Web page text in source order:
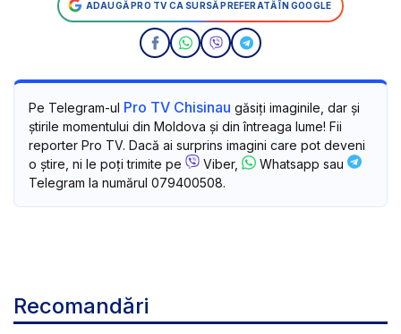
ADAUGĂ PRO TV CA SURSĂ PREFERATĂ ÎN GOOGLE
Pe Telegram-ul Pro TV Chisinau găsiți imaginile, dar și
știrile momentului din Moldova și din întreaga lume! Fii
reporter Pro TV. Dacă ai surprins imagini care pot deveni
o știre, ni le poți trimite pe
Viber,
Whatsapp sau
Telegram la numărul 079400508.
Recomandări